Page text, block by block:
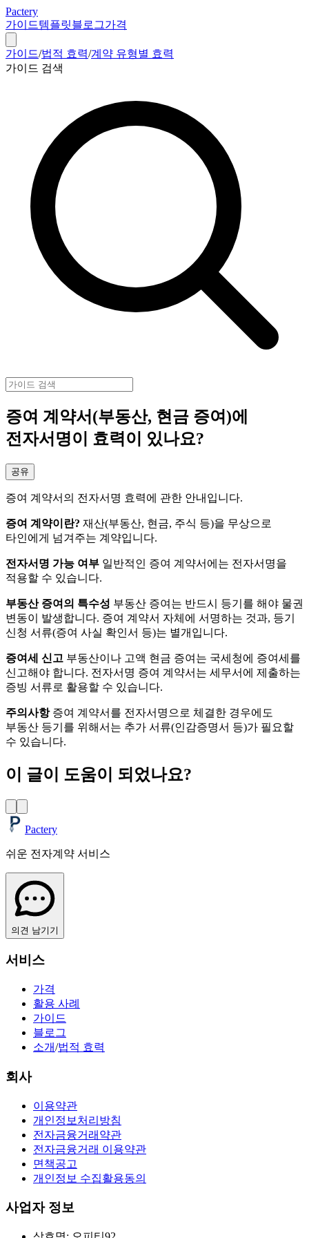
Pactery
가이드템플릿블로그가격
가이드/법적 효력/계약 유형별 효력
가이드 검색
증여 계약서(부동산, 현금 증여)에
전자서명이 효력이 있나요?
공유
증여 계약서의 전자서명 효력에 관한 안내입니다.
증여 계약이란? 재산(부동산, 현금, 주식 등)을 무상으로
타인에게 넘겨주는 계약입니다.
전자서명 가능 여부 일반적인 증여 계약서에는 전자서명을
적용할 수 있습니다.
부동산 증여의 특수성 부동산 증여는 반드시 등기를 해야 물권
변동이 발생합니다. 증여 계약서 자체에 서명하는 것과, 등기
신청 서류(증여 사실 확인서 등)는 별개입니다.
증여세 신고 부동산이나 고액 현금 증여는 국세청에 증여세를
신고해야 합니다. 전자서명 증여 계약서는 세무서에 제출하는
증빙 서류로 활용할 수 있습니다.
주의사항증여 계약서를 전자서명으로 체결한 경우에도
부동산 등기를 위해서는 추가 서류(인감증명서 등)가 필요할
수 있습니다.
이 글이 도움이 되었나요?
Pactery
쉬운 전자계약 서비스
의견 남기기
서비스
가격
활용 사례
가이드
블로그
소개/법적 효력
회사
이용약관
개인정보처리방침
전자금융거래약관
전자금융거래 이용약관
면책공고
개인정보 수집활용동의
사업자 정보